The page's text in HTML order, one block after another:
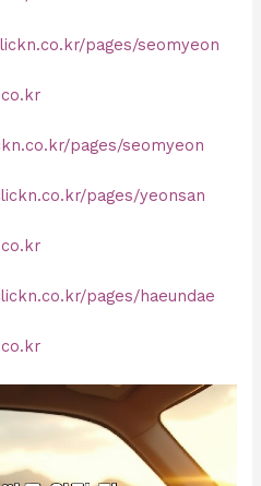
pages/seomyeon
pages/seomyeon
pages/yeonsan
pages/haeundae